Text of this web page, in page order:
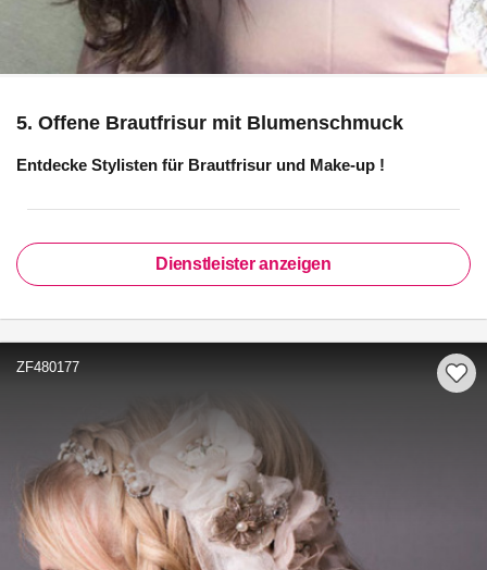
5. Offene Brautfrisur mit Blumenschmuck
Entdecke Stylisten für Brautfrisur und Make-up !
Dienstleister anzeigen
ZF480177